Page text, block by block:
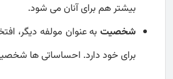
بیشتر هم برای آنان می شود.
شخصیت به عنوان مولفه دیگر،
برای خود دارد. احساساتی ها